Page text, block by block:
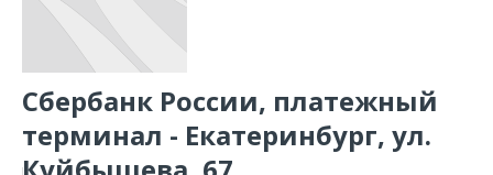
Сбербанк России, платежный
терминал - Екатеринбург, ул.